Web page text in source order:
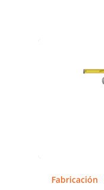
Fabricación